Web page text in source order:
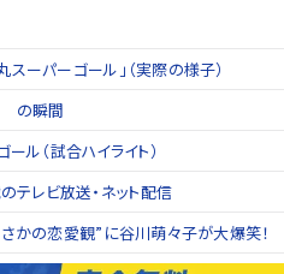
スーパーゴール」（実際の様子）
の瞬間
ル（試合ハイライト）
テレビ放送・ネット配信
さかの恋愛観”に谷川萌々子が大爆笑！